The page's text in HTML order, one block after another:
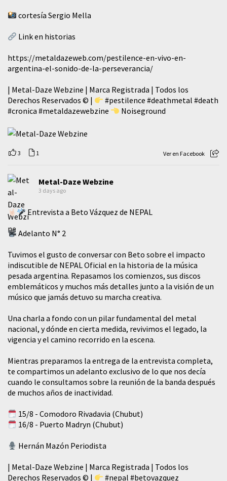
cortesía Sergio Mella
Link en historias
https://metaldazeweb.com/pestilence-en-vivo-en-
argentina-el-sonido-de-la-perseverancia/
| Metal-Daze Webzine | Marca Registrada | Todos los
Derechos Reservados © |
#pestilence #deathmetal #death
#cronica #metaldazewebzine Noiseground
3 1 Ver en Facebook
Metal-Daze Webzine
3 days ago
Entrevista a Beto Vázquez de NEPAL
Adelanto N° 2
Tuvimos el gusto de conversar con Beto sobre el impacto
indiscutible de NEPAL Oficial en la historia de la música
pesada argentina. Repasamos los comienzos, sus discos
emblemáticos y muchos más detalles junto a la visión de un
músico que jamás detuvo su marcha creativa.
​Una charla a fondo con un pilar fundamental del metal
nacional, y dónde en cierta medida, revivimos el legado, la
vigencia y el camino recorrido en la escena.
Mientras preparamos la entrega de la entrevista completa,
te compartimos un adelanto exclusivo de lo que nos decía
cuando le consultamos sobre la reunión de la banda después
de muchos años de inactividad.
15/8 - Comodoro Rivadavia (Chubut)
16/8 - Puerto Madryn (Chubut)
Hernán Mazón Periodista
| Metal-Daze Webzine | Marca Registrada | Todos los
Derechos Reservados © |
#nepal #betovazquez